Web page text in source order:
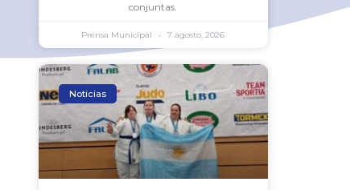
conjuntas.
Prensa Municipal 7 agosto, 2026
Noticias